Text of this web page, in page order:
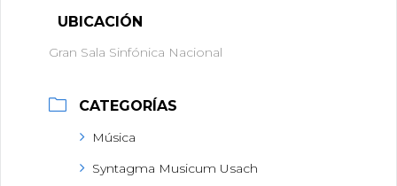
UBICACIÓN
Gran Sala Sinfónica Nacional
CATEGORÍAS
Música
Syntagma Musicum Usach